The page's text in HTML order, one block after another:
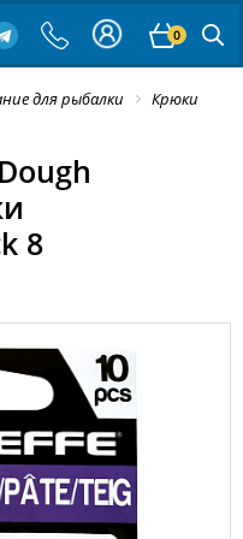
0
для рыбалки Крюки
8